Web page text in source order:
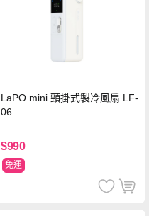
LaPO mini 頸掛式製冷風扇 LF-
06
$990
免運